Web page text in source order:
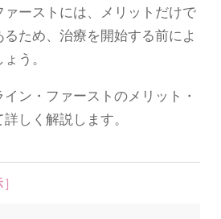
ーストには、メリットだけで
ため、治療を開始する前によ
う。
ン・ファーストのメリット・
しく解説します。
]